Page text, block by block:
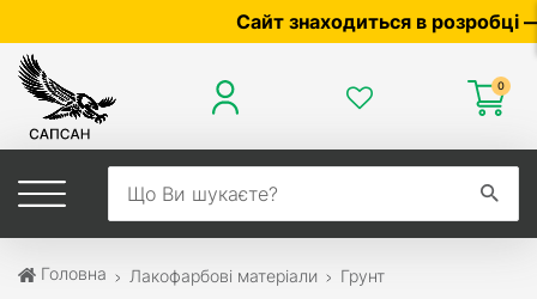
Сайт знаходиться в розробці — по
0
Головна Лакофарбові матеріали Грунт